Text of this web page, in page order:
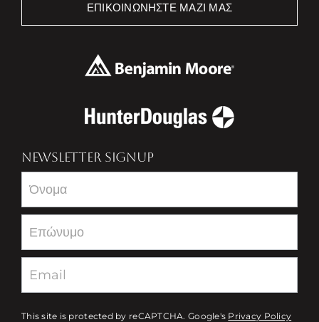
ΕΠΙΚΟΙΝΩΝΉΣΤΕ ΜΑΖΊ ΜΑΣ
NEWSLETTER SIGNUP
Newsletter
This site is protected by reCAPTCHA. Google's Privacy Policy